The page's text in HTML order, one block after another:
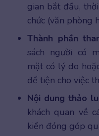
gian bắt đầu,
chức (văn phòng
Thành phần
sách người có
mặt có lý do
để tiện cho việc
Nội dung thảo
khách quan về
kiến đóng góp